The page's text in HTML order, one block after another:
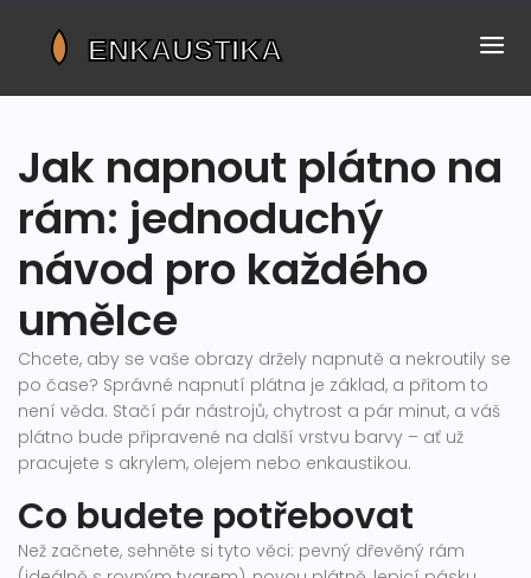
Jak napnout plátno na
rám: jednoduchý
návod pro každého
umělce
Chcete, aby se vaše obrazy držely napnutě a nekroutily se
po čase? Správné napnutí plátna je základ, a přitom to
není věda. Stačí pár nástrojů, chytrost a pár minut, a váš
plátno bude připravené na další vrstvu barvy – ať už
pracujete s akrylem, olejem nebo enkaustikou.
Co budete potřebovat
Než začnete, sehněte si tyto věci: pevný dřevěný rám